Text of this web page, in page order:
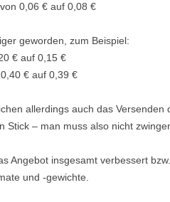
0,06 € auf 0,08 €
geworden, zum Beispiel:
€ auf 0,15 €
€ auf 0,39 €
allerdings auch das Versenden
Stick – man muss also nicht
Angebot insgesamt verbessert
und -gewichte.